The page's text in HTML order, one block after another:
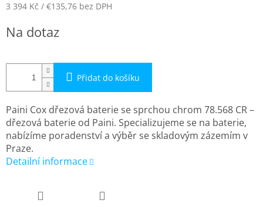
3 394 Kč / €135,76 bez DPH
cena:
Na dotaz
Přidat do košíku
Paini Cox dřezová baterie se sprchou chrom 78.568 CR –
dřezová baterie od Paini. Specializujeme se na baterie,
nabízíme poradenství a výběr se skladovým zázemím v
Praze.
Detailní informace